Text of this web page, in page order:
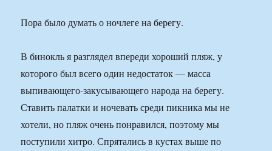
Пора было думать о ночлеге на берегу.
В бинокль я разглядел впереди хороший пляж, у
которого был всего один недостаток — масса
выпивающего-закусывающего народа на берегу.
Ставить палатки и ночевать среди пикника мы не
хотели, но пляж очень понравился, поэтому мы
поступили хитро. Спрятались в кустах выше по